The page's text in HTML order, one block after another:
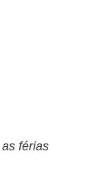
férias